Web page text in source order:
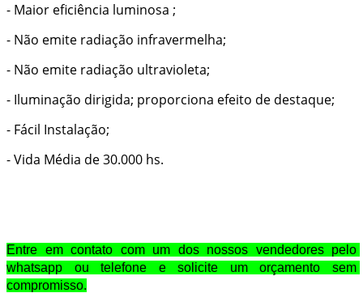
- Maior eficiência luminosa ;
- Não emite radiação infravermelha;
- Não emite radiação ultravioleta;
- Iluminação dirigida; proporciona efeito de destaque;
- Fácil Instalação;
- Vida Média de 30.000 hs.
Entre em contato com um dos nossos vendedores pelo
whatsapp ou telefone e solicite um orçamento sem
compromisso.